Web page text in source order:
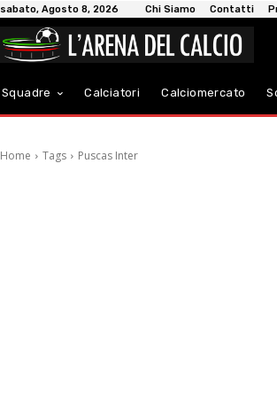
sabato, Agosto 8, 2026 Chi Siamo Contatti
Squadre Calciatori Calciomercato
Home Tags Puscas Inter